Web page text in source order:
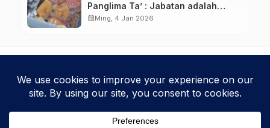
Panglima Ta’ : Jabatan adalah
amanah siap dipertanggung
calendar_monthMing, 4 Jan 2026